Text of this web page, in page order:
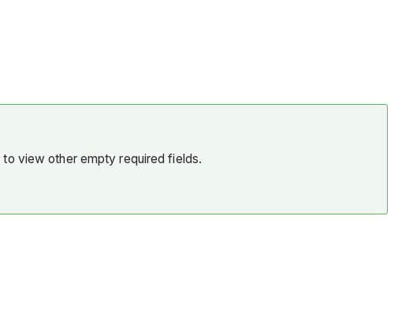
to view other empty required fields.